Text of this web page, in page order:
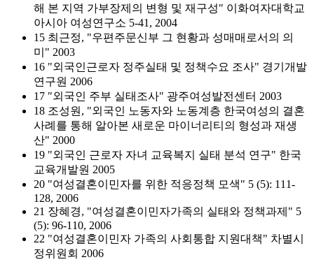
해 본 지역 가부장제의 변형 및 재구성" 이화여자대학교
아시아 여성연구소 5-41, 2004
15 최근정, "우편주문신부 그 현황과 성매매로서의 의
미" 2003
16 "외국인근로자 정주실태 및 정책수요 조사" 경기개발
연구원 2006
17 "외국인 주부 실태조사" 광주여성발전센터 2003
18 조성원, "외국인 노동자와 노동계층 한국여성의 결혼
사례를 통해 알아본 새로운 마이너리티의 형성과 재생
산" 2000
19 "외국인 근로자 자녀 교육복지 실태 분석 연구" 한국
교육개발원 2005
20 "여성결혼이민자를 위한 적응정책 모색" 5 (5): 111-
128, 2006
21 장혜경, "여성결혼이민자가족의 실태와 정책과제" 5
(5): 96-110, 2006
22 "여성결혼이민자 가족의 사회통합 지원대책" 차별시
정위원회 2006